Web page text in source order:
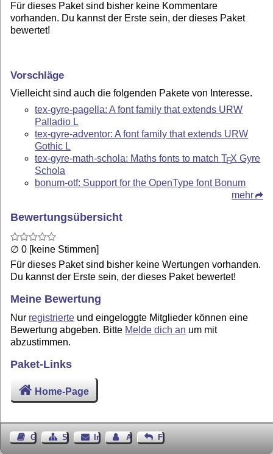
Für dieses Paket sind bisher keine Kommentare
vorhanden. Du kannst der Erste sein, der dieses Paket
bewertet!
Vorschläge
Vielleicht sind auch die folgenden Pakete von Interesse.
tex-gyre-pagella: A font family that extends URW
Palladio L
tex-gyre-adventor: A font family that extends URW
Gothic L
tex-gyre-math-schola: Maths fonts to matchTEX Gyre
Schola
bonum-otf: Support for the OpenType font Bonum
mehr
Bewertungsübersicht
∅ 0 [keine Stimmen]
Für dieses Paket sind bisher keine Wertungen vorhanden.
Du kannst der Erste sein, der dieses Paket bewertet!
Meine Bewertung
Nur registrierte und eingeloggte Mitglieder können eine
Bewertung abgeben. Bitte Melde dich an um mit
abzustimmen.
Paket-Links
Home-Page
GästebuchSeiten-Struktur
ImpressumAutor kontaktieren
Feedback